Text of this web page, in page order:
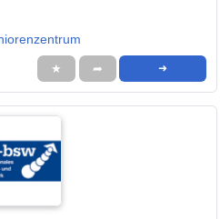
★ ➦ ➜